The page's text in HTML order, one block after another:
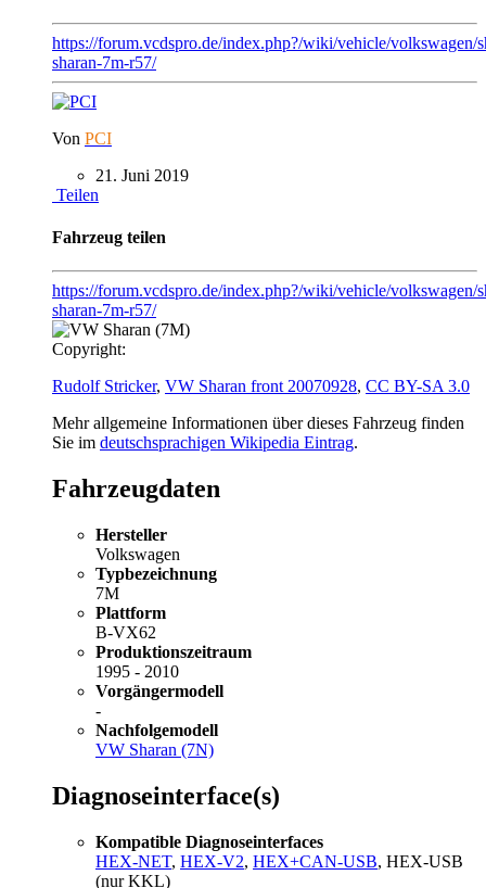
https://forum.vcdspro.de/index.php?/wiki/vehicle/volkswagen/
sharan-7m-r57/
Von PCI
21. Juni 2019
Teilen
Fahrzeug teilen
https://forum.vcdspro.de/index.php?/wiki/vehicle/volkswagen/
sharan-7m-r57/
Copyright:
Rudolf Stricker, VW Sharan front 20070928, CC BY-SA 3.0
Mehr allgemeine Informationen über dieses Fahrzeug finden
Sie im deutschsprachigen Wikipedia Eintrag.
Fahrzeugdaten
Hersteller
Volkswagen
Typbezeichnung
7M
Plattform
B-VX62
Produktionszeitraum
1995 - 2010
Vorgängermodell
-
Nachfolgemodell
VW Sharan (7N)
Diagnoseinterface(s)
Kompatible Diagnoseinterfaces
HEX-NET, HEX-V2, HEX+CAN-USB, HEX-USB
(nur KKL)